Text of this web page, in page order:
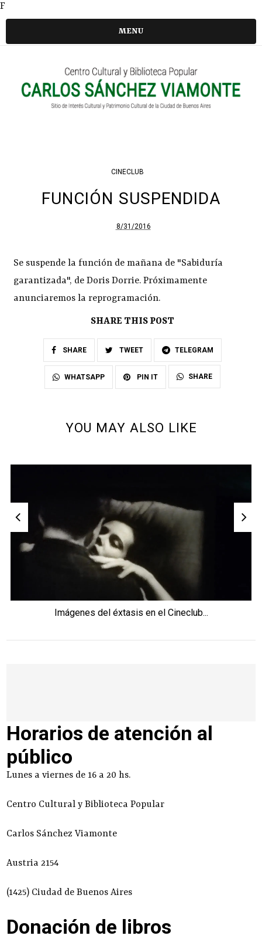
F
MENU
CINECLUB
FUNCIÓN SUSPENDIDA
8/31/2016
Se suspende la función de mañana de "Sabiduría
garantizada", de Doris Dorrie. Próximamente
anunciaremos la reprogramación.
SHARE THIS POST
SHARE TWEET TELEGRAM
WHATSAPP PIN IT SHARE
YOU MAY ALSO LIKE
Imágenes del éxtasis en el Cineclub...
Horarios de atención al
público
Lunes a viernes de 16 a 20 hs.
Centro Cultural y Biblioteca Popular
Carlos Sánchez Viamonte
Austria 2154
(1425) Ciudad de Buenos Aires
Donación de libros